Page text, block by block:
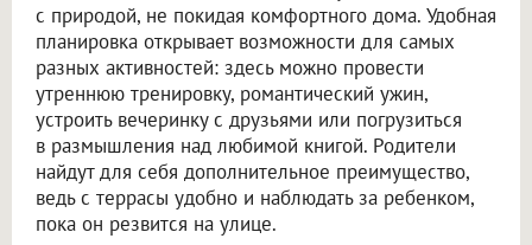
с природой, не покидая комфортного дома. Удобная
планировка открывает возможности для самых
разных активностей: здесь можно провести
утреннюю тренировку, романтический ужин,
устроить вечеринку с друзьями или погрузиться
в размышления над любимой книгой. Родители
найдут для себя дополнительное преимущество,
ведь с террасы удобно и наблюдать за ребенком,
пока он резвится на улице.